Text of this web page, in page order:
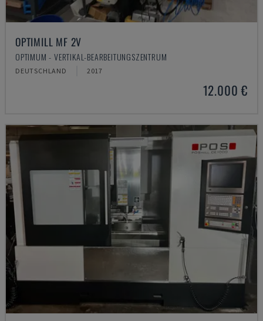
OPTIMILL MF 2V
OPTIMUM - VERTIKAL-BEARBEITUNGSZENTRUM
DEUTSCHLAND 2017
12.000 €